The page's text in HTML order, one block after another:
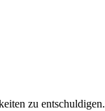
zu entschuldigen.